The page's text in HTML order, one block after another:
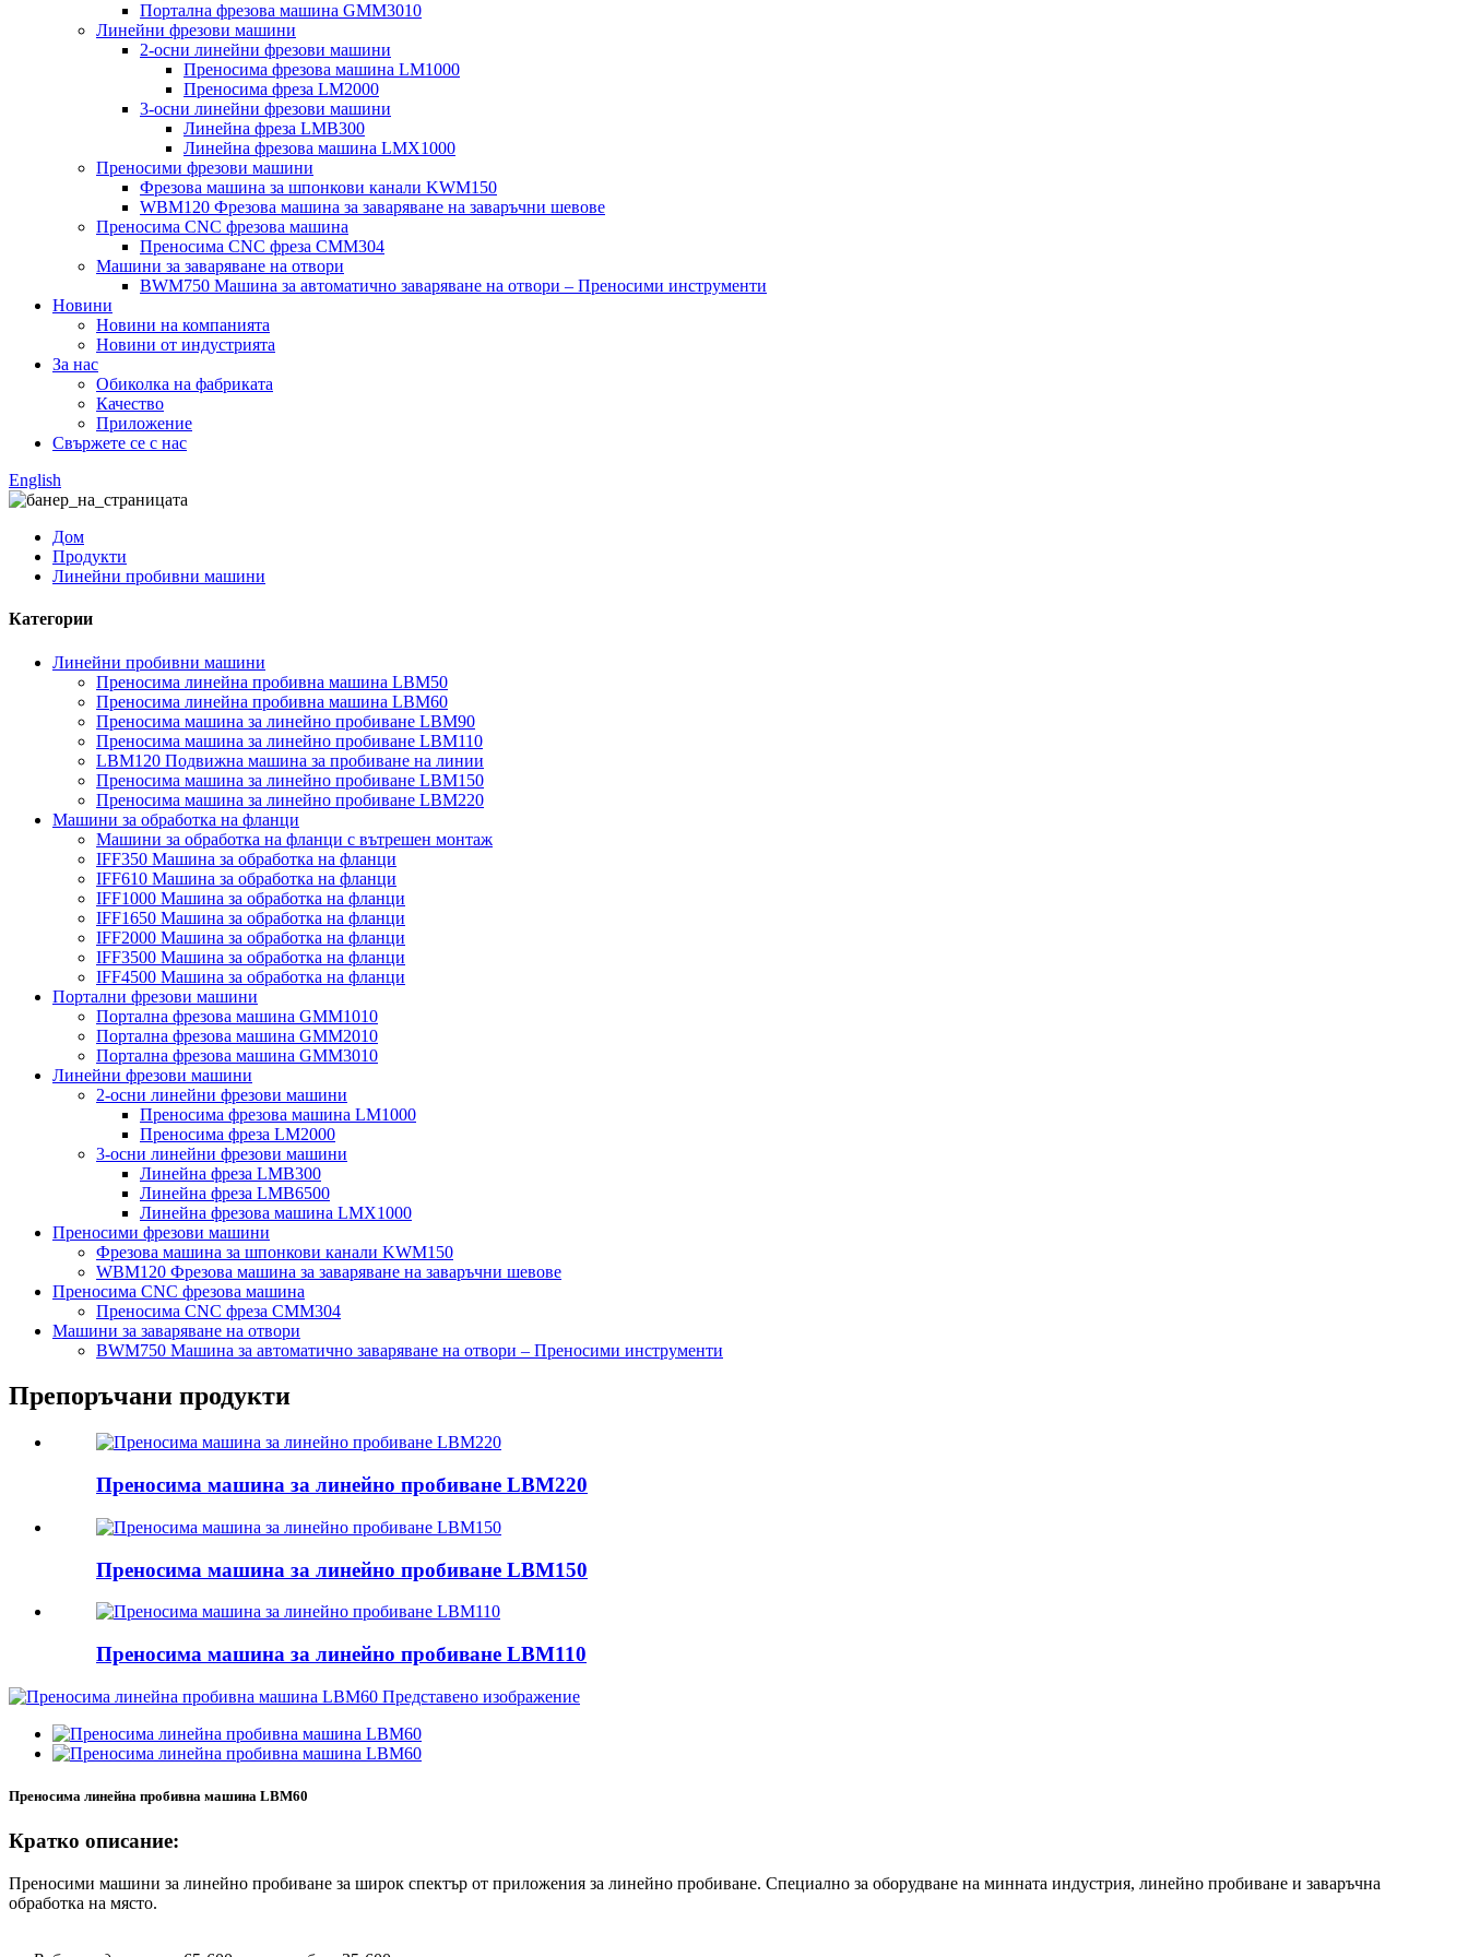
Портална фрезова машина GMM3010
Линейни фрезови машини
2-осни линейни фрезови машини
Преносима фрезова машина LM1000
Преносима фреза LM2000
3-осни линейни фрезови машини
Линейна фреза LMB300
Линейна фрезова машина LMX1000
Преносими фрезови машини
Фрезова машина за шпонкови канали KWM150
WBM120 Фрезова машина за заваряване на заваръчни шевове
Преносима CNC фрезова машина
Преносима CNC фреза CMM304
Машини за заваряване на отвори
BWM750 Машина за автоматично заваряване на отвори – Преносими инструменти
Новини
Новини на компанията
Новини от индустрията
За нас
Обиколка на фабриката
Качество
Приложение
Свържете се с нас
English
Дом
Продукти
Линейни пробивни машини
Категории
Линейни пробивни машини
Преносима линейна пробивна машина LBM50
Преносима линейна пробивна машина LBM60
Преносима машина за линейно пробиване LBM90
Преносима машина за линейно пробиване LBM110
LBM120 Подвижна машина за пробиване на линии
Преносима машина за линейно пробиване LBM150
Преносима машина за линейно пробиване LBM220
Машини за обработка на фланци
Машини за обработка на фланци с вътрешен монтаж
IFF350 Машина за обработка на фланци
IFF610 Машина за обработка на фланци
IFF1000 Машина за обработка на фланци
IFF1650 Машина за обработка на фланци
IFF2000 Машина за обработка на фланци
IFF3500 Машина за обработка на фланци
IFF4500 Машина за обработка на фланци
Портални фрезови машини
Портална фрезова машина GMM1010
Портална фрезова машина GMM2010
Портална фрезова машина GMM3010
Линейни фрезови машини
2-осни линейни фрезови машини
Преносима фрезова машина LM1000
Преносима фреза LM2000
3-осни линейни фрезови машини
Линейна фреза LMB300
Линейна фреза LMB6500
Линейна фрезова машина LMX1000
Преносими фрезови машини
Фрезова машина за шпонкови канали KWM150
WBM120 Фрезова машина за заваряване на заваръчни шевове
Преносима CNC фрезова машина
Преносима CNC фреза CMM304
Машини за заваряване на отвори
BWM750 Машина за автоматично заваряване на отвори – Преносими инструменти
Препоръчани продукти
Преносима машина за линейно пробиване LBM220
Преносима машина за линейно пробиване LBM150
Преносима машина за линейно пробиване LBM110
Преносима линейна пробивна машина LBM60
Кратко описание:
Преносими машини за линейно пробиване за широк спектър от приложения за линейно пробиване. Специално за оборудване на минната индустрия, линейно пробиване и заваръчна
обработка на място.